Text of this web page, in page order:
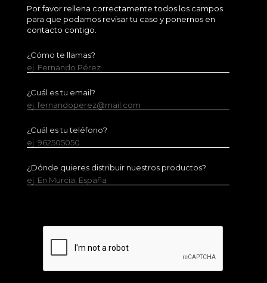
Por favor rellena correctamente todos los campos
para que podamos revisar tu caso y ponernos en
contacto contigo.
¿Cómo te llamas?
ej. Fernando Pérez
¿Cuál es tu email?
ej. fernandoperez@mail.com
¿Cuál es tu teléfono?
ej. 962505050
¿Dónde quieres distribuir nuestros productos?
ej. En Murcia, España